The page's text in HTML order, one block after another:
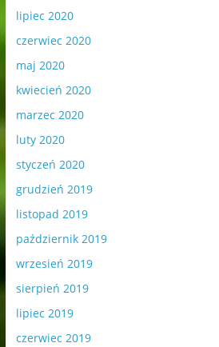
lipiec 2020
czerwiec 2020
maj 2020
kwiecień 2020
marzec 2020
luty 2020
styczeń 2020
grudzień 2019
listopad 2019
październik 2019
wrzesień 2019
sierpień 2019
lipiec 2019
czerwiec 2019